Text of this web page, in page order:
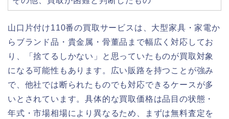
山口片付け110番の買取サービスは、大型家具・家電か
らブランド品・貴金属・骨董品まで幅広く対応してお
り、「捨てるしかない」と思っていたものが買取対象
になる可能性もあります。広い販路を持つことが強み
で、他社では断られたものでも対応できるケースが多
いとされています。具体的な買取価格は品目の状態・
年式・市場相場により異なるため、まずは無料査定を